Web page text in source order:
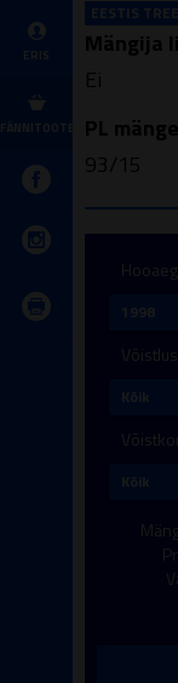
ERIS
FÄNNITOOTED
EESTIS
Mängija
Ei
PL
93/15
Hooaeg
Võistlus